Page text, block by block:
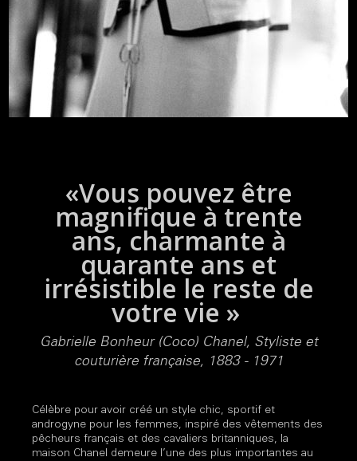
«Vous pouvez être
magnifique à trente
ans, charmante à
quarante ans et
irrésistible le reste de
votre vie »
Gabrielle Bonheur (Coco) Chanel, Styliste et
couturière française, 1883 - 1971
Célèbre pour avoir créé un style chic, sportif et
androgyne pour les femmes, inspiré des vêtements des
pêcheurs français et des cavaliers britanniques, la
maison Chanel demeure l’une des plus importantes au